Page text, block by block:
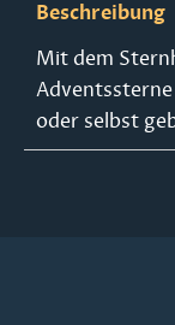
Beschreibung
Mit dem
oder selbst